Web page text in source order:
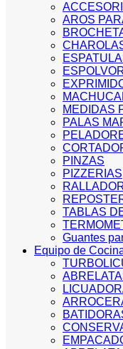
AROS
MEDIDAS
PALAS
PINZAS
PIZZERIAS
TABLAS
Guantes
Equipo de